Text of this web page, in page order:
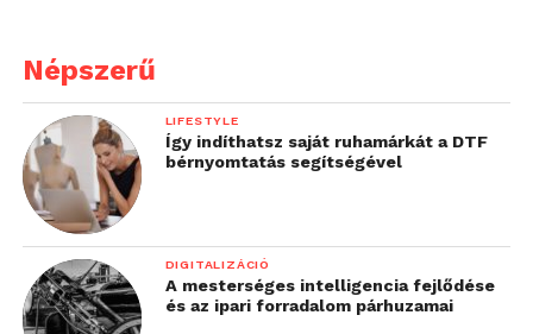
Népszerű
LIFESTYLE
Így indíthatsz saját ruhamárkát a DTF
bérnyomtatás segítségével
DIGITALIZÁCIÓ
A mesterséges intelligencia fejlődése
és az ipari forradalom párhuzamai